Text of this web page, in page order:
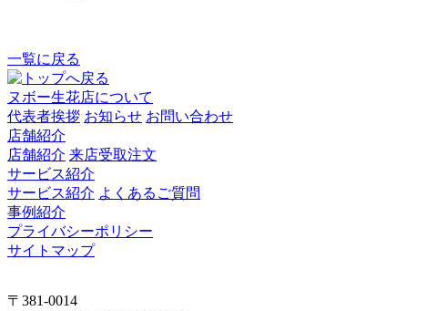
一覧に戻る
ヌボー生花店について
代表者挨拶 お知らせ お問い合わせ
店舗紹介
店舗紹介 来店受取注文
サービス紹介
サービス紹介 よくあるご質問
事例紹介
プライバシーポリシー
サイトマップ
〒381-0014